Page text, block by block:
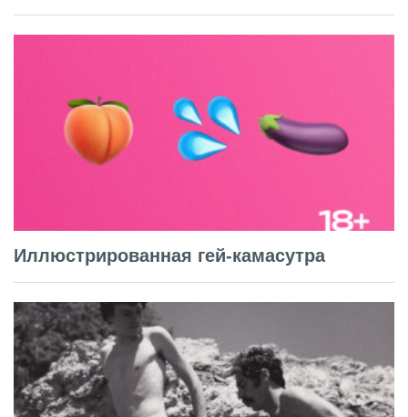
Иллюстрированная гей-камасутра